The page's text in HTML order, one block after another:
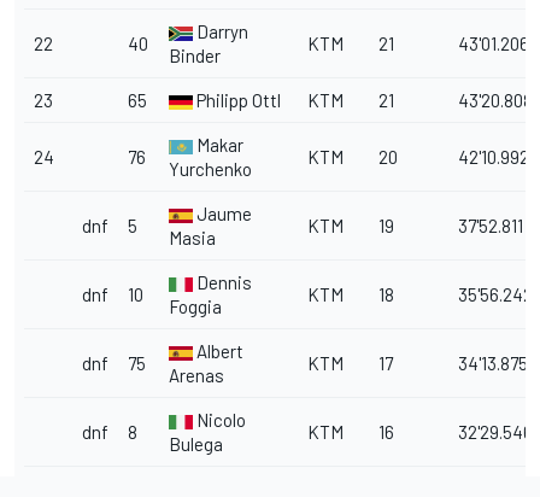
22 40
Darryn
Binder
KTM 21 43'01.206
23 65 Philipp Ottl KTM 21 43'20.808
24 76
Makar
Yurchenko
KTM 20 42'10.992
dnf 5
Jaume
Masia
KTM 19 37'52.811
dnf 10
Dennis
Foggia
KTM 18 35'56.242
dnf 75
Albert
Arenas
KTM 17 34'13.875
dnf 8
Nicolo
Bulega
KTM 16 32'29.546